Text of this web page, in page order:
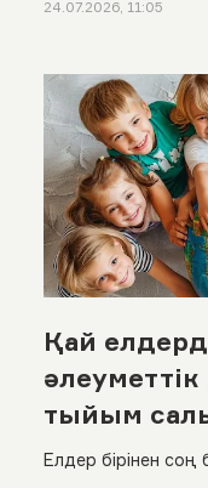
24.07.2026, 11:05
Қай
тыйым
Елдер бірінен соң